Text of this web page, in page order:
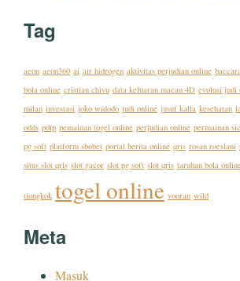
Tag
aeon aeon360 ai air hidrogen aktivitas perjudian online
bola online cristian chivu data keluaran macau 4D evolusi judi
milan investasi joko widodo judi online jusuf kalla kesehatan
odds pdip pemainan togel online perjudian online permainan
pg soft platform sbobet portal berita online qris rosan roeslani
situs slot qris slot gacor slot pg soft slot qris taruhan bola
tiongkok togel online vooran wild
Meta
Masuk